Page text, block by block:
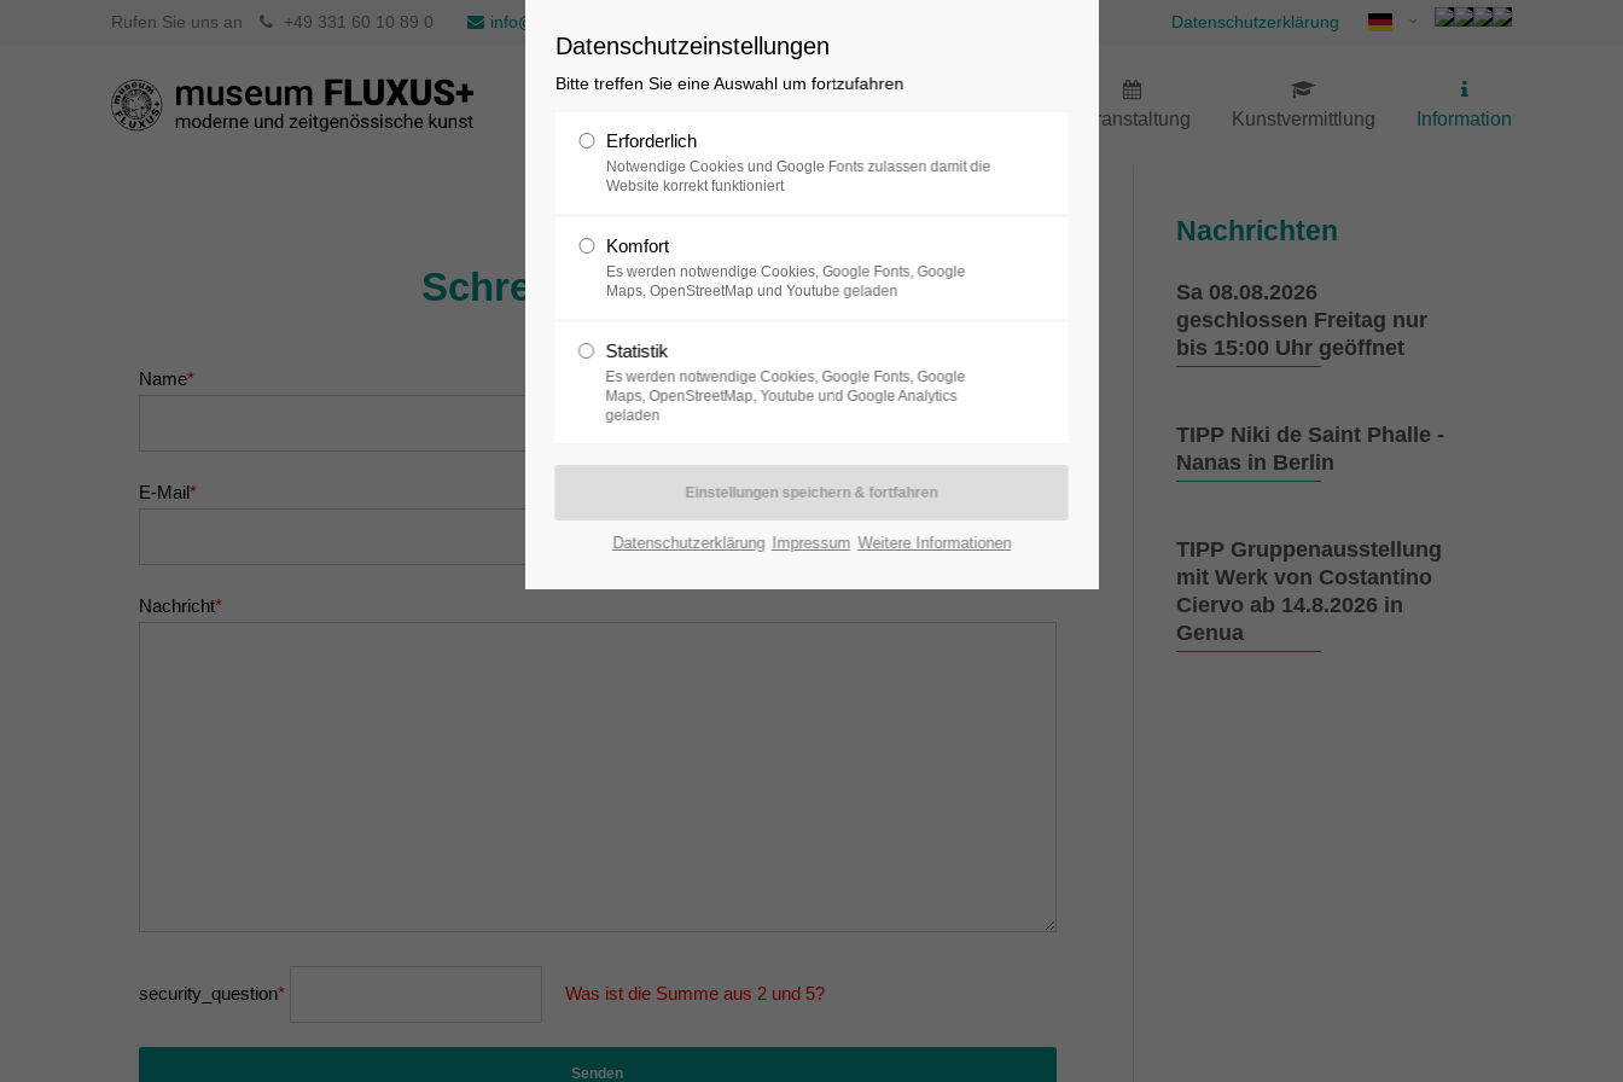
Datenschutzerklärung
Rufen Sie uns an +49 331 60 10 89 0 info@fluxusplus.de
Veranstaltung Kunstvermittlung Information
Schreiben Sie uns|
Name*
E-Mail*
Nachricht*
security_question* Was ist die Summe aus 2 und 5?
Senden
Nachrichten
Sa 08.08.2026
geschlossen Freitag nur
bis 15:00 Uhr geöffnet
TIPP Niki de Saint Phalle -
Nanas in Berlin
TIPP Gruppenausstellung
mit Werk von Costantino
Ciervo ab 14.8.2026 in
Genua
Datenschutzeinstellungen
Bitte treffen Sie eine Auswahl um fortzufahren
Erforderlich
Notwendige Cookies und Google Fonts zulassen damit die
Website korrekt funktioniert
Komfort
Es werden notwendige Cookies, Google Fonts, Google
Maps, OpenStreetMap und Youtube geladen
Statistik
Es werden notwendige Cookies, Google Fonts, Google
Maps, OpenStreetMap, Youtube und Google Analytics
geladen
Datenschutzerklärung Impressum Weitere Informationen